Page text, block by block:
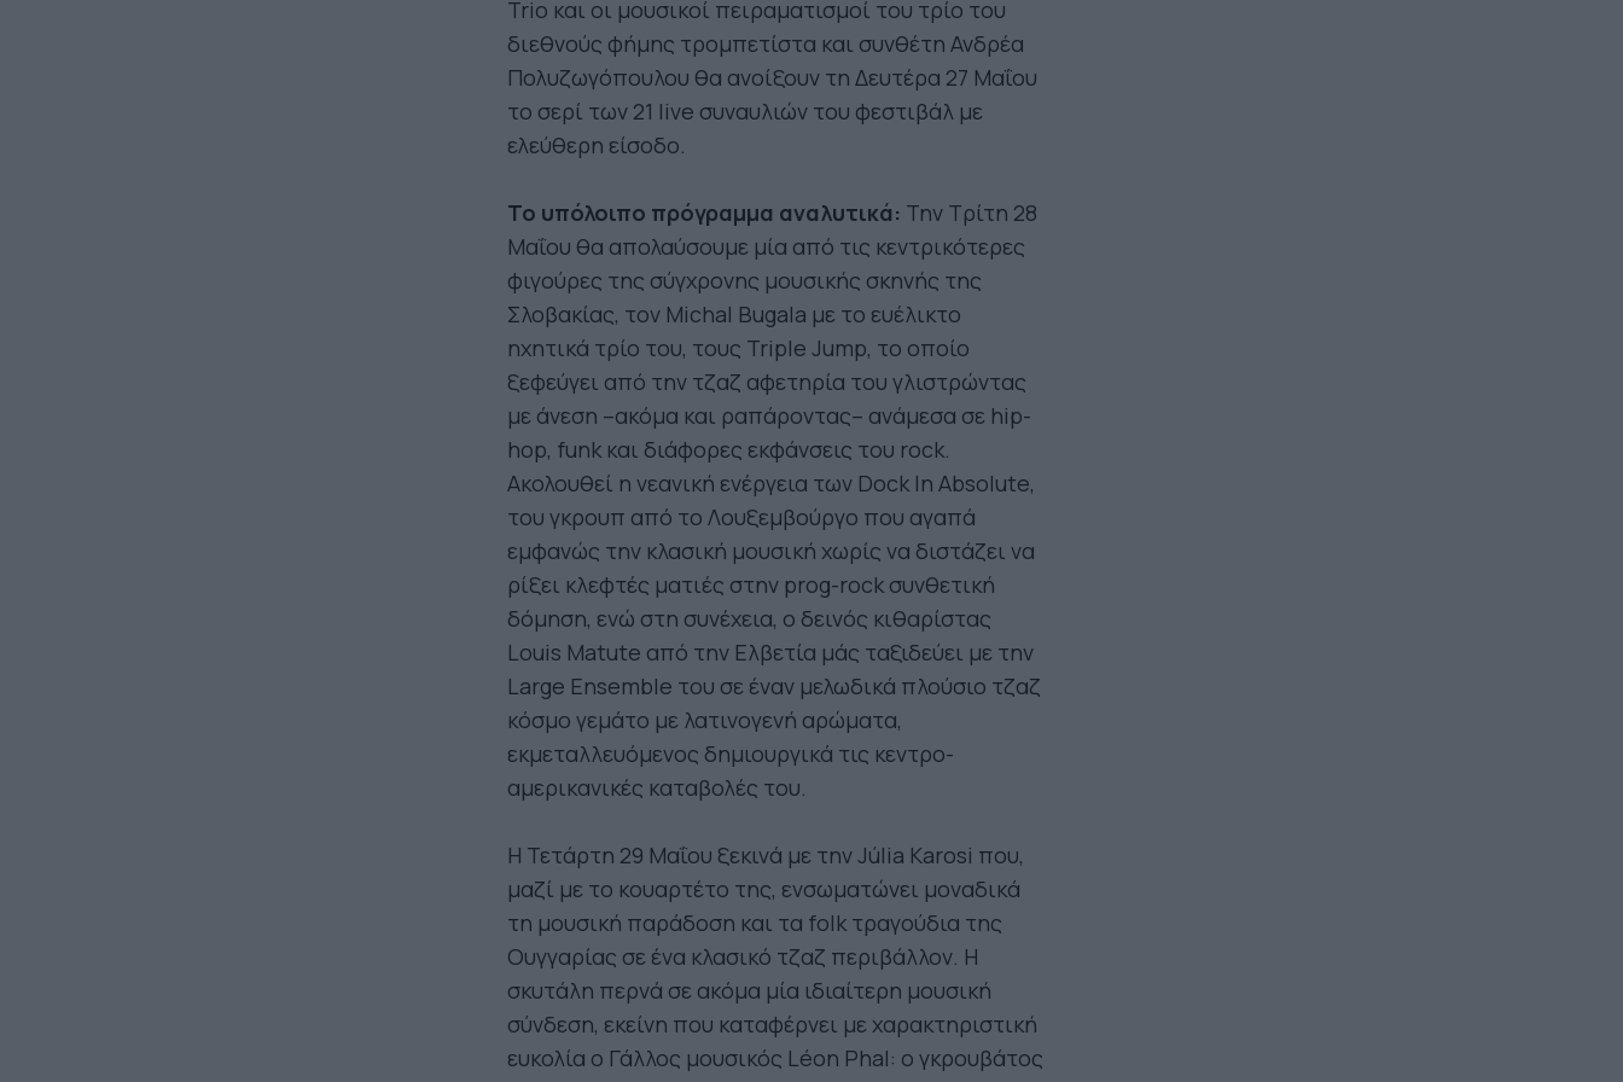
Trio και οι μουσικοί πειραματισμοί του τρίο του
διεθνούς φήμης τρομπετίστα και συνθέτη Ανδρέα
Πολυζωγόπουλου θα ανοίξουν τη Δευτέρα 27 Μαΐου
το σερί των 21 live συναυλιών του φεστιβάλ με
ελεύθερη είσοδο.
Το υπόλοιπο πρόγραμμα αναλυτικά: Την Τρίτη 28
Μαΐου θα απολαύσουμε μία από τις κεντρικότερες
φιγούρες της σύγχρονης μουσικής σκηνής της
Σλοβακίας, τον Michal Bugala με το ευέλικτο
ηχητικά τρίο του, τους Triple Jump, το οποίο
ξεφεύγει από την τζαζ αφετηρία του γλιστρώντας
με άνεση –ακόμα και ραπάροντας– ανάμεσα σε hip-
hop, funk και διάφορες εκφάνσεις του rock.
Ακολουθεί η νεανική ενέργεια των Dock In Absolute,
του γκρουπ από το Λουξεμβούργο που αγαπά
εμφανώς την κλασική μουσική χωρίς να διστάζει να
ρίξει κλεφτές ματιές στην prog-rock συνθετική
δόμηση, ενώ στη συνέχεια, o δεινός κιθαρίστας
Louis Matute από την Ελβετία μάς ταξιδεύει με την
Large Ensemble του σε έναν μελωδικά πλούσιο τζαζ
κόσμο γεμάτο με λατινογενή αρώματα,
εκμεταλλευόμενος δημιουργικά τις κεντρο-
αμερικανικές καταβολές του.
Η Τετάρτη 29 Μαΐου ξεκινά με την Júlia Karosi που,
μαζί με το κουαρτέτο της, ενσωματώνει μοναδικά
τη μουσική παράδοση και τα folk τραγούδια της
Ουγγαρίας σε ένα κλασικό τζαζ περιβάλλον. Η
σκυτάλη περνά σε ακόμα μία ιδιαίτερη μουσική
σύνδεση, εκείνη που καταφέρνει με χαρακτηριστική
ευκολία ο Γάλλος μουσικός Léon Phal: ο γκρουβάτος